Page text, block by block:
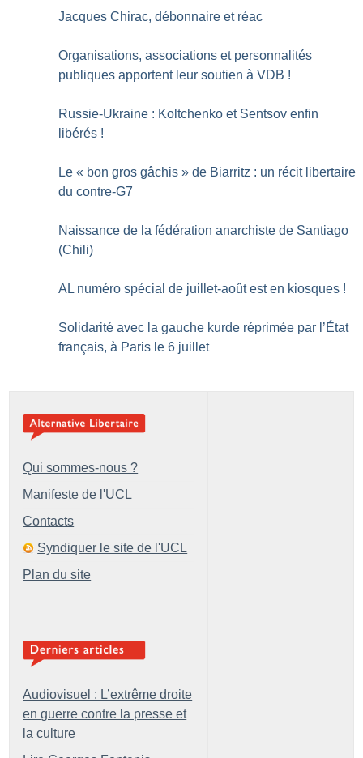
Jacques Chirac, débonnaire et réac
Organisations, associations et personnalités
publiques apportent leur soutien à VDB !
Russie-Ukraine : Koltchenko et Sentsov enfin
libérés !
Le « bon gros gâchis » de Biarritz : un récit libertaire
du contre-G7
Naissance de la fédération anarchiste de Santiago
(Chili)
AL numéro spécial de juillet-août est en kiosques !
Solidarité avec la gauche kurde réprimée par l’État
français, à Paris le 6 juillet
Qui sommes-nous ?
Manifeste de l'UCL
Contacts
Syndiquer le site de l'UCL
Plan du site
Audiovisuel : L’extrême droite
en guerre contre la presse et
la culture